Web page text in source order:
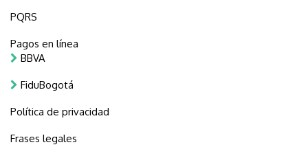
PQRS
Pagos en línea
BBVA
FiduBogotá
Política de privacidad
Frases legales